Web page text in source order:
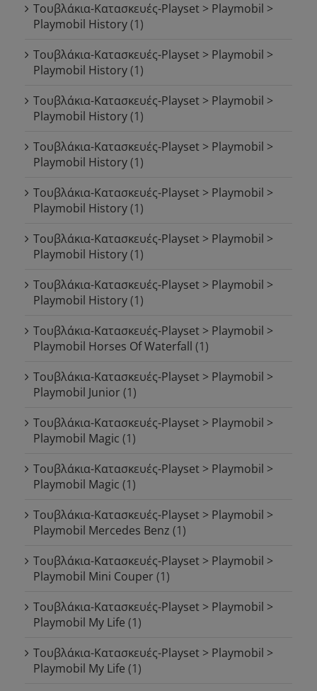
Τουβλάκια-Κατασκευές-Playset > Playmobil >
Playmobil History(1)
Τουβλάκια-Κατασκευές-Playset > Playmobil >
Playmobil History(1)
Τουβλάκια-Κατασκευές-Playset > Playmobil >
Playmobil History(1)
Τουβλάκια-Κατασκευές-Playset > Playmobil >
Playmobil History(1)
Τουβλάκια-Κατασκευές-Playset > Playmobil >
Playmobil History(1)
Τουβλάκια-Κατασκευές-Playset > Playmobil >
Playmobil History(1)
Τουβλάκια-Κατασκευές-Playset > Playmobil >
Playmobil History(1)
Τουβλάκια-Κατασκευές-Playset > Playmobil >
Playmobil Horses Of Waterfall (1)
Τουβλάκια-Κατασκευές-Playset > Playmobil >
Playmobil Junior (1)
Τουβλάκια-Κατασκευές-Playset > Playmobil >
Playmobil Magic (1)
Τουβλάκια-Κατασκευές-Playset > Playmobil >
Playmobil Magic (1)
Τουβλάκια-Κατασκευές-Playset > Playmobil >
Playmobil Mercedes Benz (1)
Τουβλάκια-Κατασκευές-Playset > Playmobil >
Playmobil Mini Couper (1)
Τουβλάκια-Κατασκευές-Playset > Playmobil >
Playmobil My Life (1)
Τουβλάκια-Κατασκευές-Playset > Playmobil >
Playmobil My Life (1)